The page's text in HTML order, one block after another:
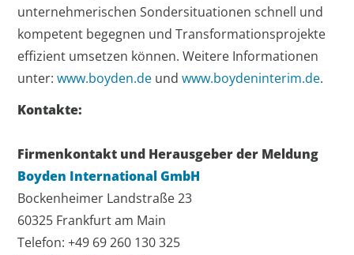
unternehmerischen Sondersituationen schnell und
kompetent begegnen und Transformationsprojekte
effizient umsetzen können. Weitere Informationen
unter:www.boyden.de undwww.boydeninterim.de.
Kontakte:
Firmenkontakt und Herausgeber der Meldung
Boyden International GmbH
Bockenheimer Landstraße 23
60325 Frankfurt am Main
Telefon: +49 69 260 130 325